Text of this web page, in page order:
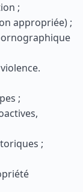
;
appropriée) ;
;
;